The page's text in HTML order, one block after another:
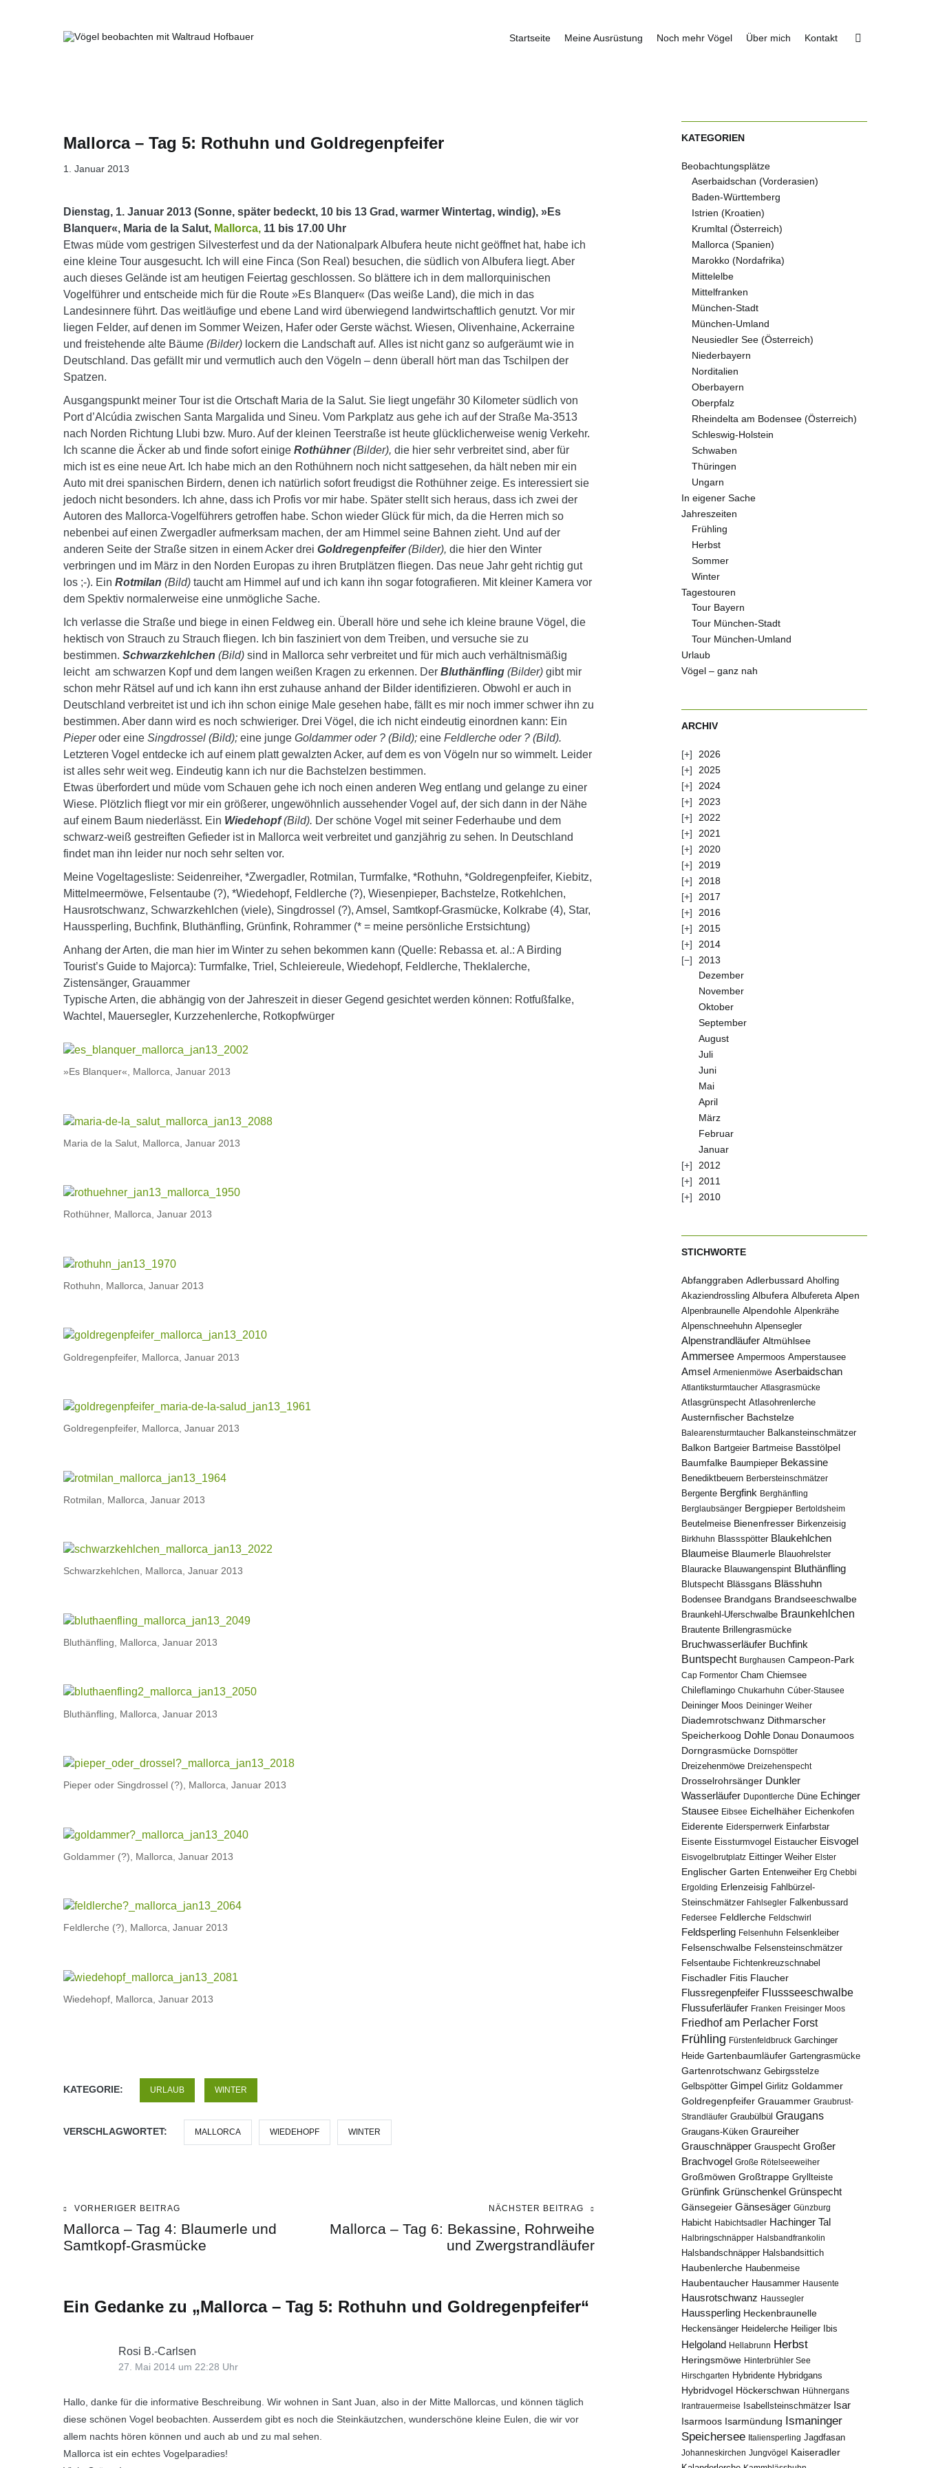
Startseite Meine Ausrüstung Noch mehr Vögel Über mich Kontakt
Mallorca – Tag 5: Rothuhn und Goldregenpfeifer
1. Januar 2013
Dienstag, 1. Januar 2013 (Sonne, später bedeckt, 10 bis 13 Grad, warmer Wintertag, windig), »Es
Blanquer«, Maria de la Salut, Mallorca, 11 bis 17.00 Uhr
Etwas müde vom gestrigen Silvesterfest und da der Nationalpark Albufera heute nicht geöffnet hat, habe ich
eine kleine Tour ausgesucht. Ich will eine Finca (Son Real) besuchen, die südlich von Albufera liegt. Aber
auch dieses Gelände ist am heutigen Feiertag geschlossen. So blättere ich in dem mallorquinischen
Vogelführer und entscheide mich für die Route »Es Blanquer« (Das weiße Land), die mich in das
Landesinnere führt. Das weitläufige und ebene Land wird überwiegend landwirtschaftlich genutzt. Vor mir
liegen Felder, auf denen im Sommer Weizen, Hafer oder Gerste wächst. Wiesen, Olivenhaine, Ackerraine
und freistehende alte Bäume (Bilder) lockern die Landschaft auf. Alles ist nicht ganz so aufgeräumt wie in
Deutschland. Das gefällt mir und vermutlich auch den Vögeln – denn überall hört man das Tschilpen der
Spatzen.
Ausgangspunkt meiner Tour ist die Ortschaft Maria de la Salut. Sie liegt ungefähr 30 Kilometer südlich von
Port d’Alcúdia zwischen Santa Margalida und Sineu. Vom Parkplatz aus gehe ich auf der Straße Ma-3513
nach Norden Richtung Llubi bzw. Muro. Auf der kleinen Teerstraße ist heute glücklicherweise wenig Verkehr.
Ich scanne die Äcker ab und finde sofort einige Rothühner(Bilder), die hier sehr verbreitet sind, aber für
mich ist es eine neue Art. Ich habe mich an den Rothühnern noch nicht sattgesehen, da hält neben mir ein
Auto mit drei spanischen Birdern, denen ich natürlich sofort freudigst die Rothühner zeige. Es interessiert sie
jedoch nicht besonders. Ich ahne, dass ich Profis vor mir habe. Später stellt sich heraus, dass ich zwei der
Autoren des Mallorca-Vogelführers getroffen habe. Schon wieder Glück für mich, da die Herren mich so
nebenbei auf einen Zwergadler aufmerksam machen, der am Himmel seine Bahnen zieht. Und auf der
anderen Seite der Straße sitzen in einem Acker drei Goldregenpfeifer(Bilder), die hier den Winter
verbringen und im März in den Norden Europas zu ihren Brutplätzen fliegen. Das neue Jahr geht richtig gut
los ;-). Ein Rotmilan (Bild) taucht am Himmel auf und ich kann ihn sogar fotografieren. Mit kleiner Kamera vor
dem Spektiv normalerweise eine unmögliche Sache.
Ich verlasse die Straße und biege in einen Feldweg ein. Überall höre und sehe ich kleine braune Vögel, die
hektisch von Strauch zu Strauch fliegen. Ich bin fasziniert von dem Treiben, und versuche sie zu
bestimmen. Schwarzkehlchen (Bild) sind in Mallorca sehr verbreitet und für mich auch verhältnismäßig
leicht am schwarzen Kopf und dem langen weißen Kragen zu erkennen. Der Bluthänfling (Bilder) gibt mir
schon mehr Rätsel auf und ich kann ihn erst zuhause anhand der Bilder identifizieren. Obwohl er auch in
Deutschland verbreitet ist und ich ihn schon einige Male gesehen habe, fällt es mir noch immer schwer ihn zu
bestimmen. Aber dann wird es noch schwieriger. Drei Vögel, die ich nicht eindeutig einordnen kann: Ein
Pieperoder eine Singdrossel (Bild); eine junge Goldammer oder ? (Bild); eine Feldlerche oder ? (Bild).
Letzteren Vogel entdecke ich auf einem platt gewalzten Acker, auf dem es von Vögeln nur so wimmelt. Leider
ist alles sehr weit weg. Eindeutig kann ich nur die Bachstelzen bestimmen.
Etwas überfordert und müde vom Schauen gehe ich noch einen anderen Weg entlang und gelange zu einer
Wiese. Plötzlich fliegt vor mir ein größerer, ungewöhnlich aussehender Vogel auf, der sich dann in der Nähe
auf einem Baum niederlässt. Ein Wiedehopf(Bild). Der schöne Vogel mit seiner Federhaube und dem
schwarz-weiß gestreiften Gefieder ist in Mallorca weit verbreitet und ganzjährig zu sehen. In Deutschland
findet man ihn leider nur noch sehr selten vor.
Meine Vogeltagesliste: Seidenreiher, *Zwergadler, Rotmilan, Turmfalke, *Rothuhn, *Goldregenpfeifer, Kiebitz,
Mittelmeermöwe, Felsentaube (?), *Wiedehopf, Feldlerche (?), Wiesenpieper, Bachstelze, Rotkehlchen,
Hausrotschwanz, Schwarzkehlchen (viele), Singdrossel (?), Amsel, Samtkopf-Grasmücke, Kolkrabe (4), Star,
Haussperling, Buchfink, Bluthänfling, Grünfink, Rohrammer (* = meine persönliche Erstsichtung)
Anhang der Arten, die man hier im Winter zu sehen bekommen kann (Quelle: Rebassa et. al.: A Birding
Tourist’s Guide to Majorca): Turmfalke, Triel, Schleiereule, Wiedehopf, Feldlerche, Theklalerche,
Zistensänger, Grauammer
Typische Arten, die abhängig von der Jahreszeit in dieser Gegend gesichtet werden können: Rotfußfalke,
Wachtel, Mauersegler, Kurzzehenlerche, Rotkopfwürger
»Es Blanquer«, Mallorca, Januar 2013
Maria de la Salut, Mallorca, Januar 2013
Rothühner, Mallorca, Januar 2013
Rothuhn, Mallorca, Januar 2013
Goldregenpfeifer, Mallorca, Januar 2013
Goldregenpfeifer, Mallorca, Januar 2013
Rotmilan, Mallorca, Januar 2013
Schwarzkehlchen, Mallorca, Januar 2013
Bluthänfling, Mallorca, Januar 2013
Bluthänfling, Mallorca, Januar 2013
Pieper oder Singdrossel (?), Mallorca, Januar 2013
Goldammer (?), Mallorca, Januar 2013
Feldlerche (?), Mallorca, Januar 2013
Wiedehopf, Mallorca, Januar 2013
KATEGORIE: URLAUB WINTER
VERSCHLAGWORTET: MALLORCA WIEDEHOPF WINTER
Beitragsnavigation
VORHERIGER BEITRAG
Mallorca – Tag 4: Blaumerle und
Samtkopf-Grasmücke
NÄCHSTER BEITRAG
Mallorca – Tag 6: Bekassine, Rohrweihe
und Zwergstrandläufer
Ein Gedanke zu „Mallorca – Tag 5: Rothuhn und Goldregenpfeifer“
Rosi B.-Carlsen
27. Mai 2014 um 22:28 Uhr
Hallo, danke für die informative Beschreibung. Wir wohnen in Sant Juan, also in der Mitte Mallorcas, und können täglich
diese schönen Vogel beobachten. Ausserdem gibt es noch die Steinkäutzchen, wunderschöne kleine Eulen, die wir vor
allem nachts hören können und auch ab und zu mal sehen.
Mallorca ist ein echtes Vogelparadies!
KATEGORIEN
Beobachtungsplätze
Aserbaidschan (Vorderasien)
Baden-Württemberg
Istrien (Kroatien)
Krumltal (Österreich)
Mallorca (Spanien)
Marokko (Nordafrika)
Mittelelbe
Mittelfranken
München-Stadt
München-Umland
Neusiedler See (Österreich)
Niederbayern
Norditalien
Oberbayern
Oberpfalz
Rheindelta am Bodensee (Österreich)
Schleswig-Holstein
Schwaben
Thüringen
Ungarn
In eigener Sache
Jahreszeiten
Frühling
Herbst
Sommer
Winter
Tagestouren
Tour Bayern
Tour München-Stadt
Tour München-Umland
Urlaub
Vögel – ganz nah
ARCHIV
2026
2025
2024
2023
2022
2021
2020
2019
2018
2017
2016
2015
2014
2013
Dezember
November
Oktober
September
August
Juli
Juni
Mai
April
März
Februar
Januar
2012
2011
2010
STICHWORTE
Abfanggraben Adlerbussard Aholfing
Akaziendrossling Albufera Albufereta Alpen
Alpenbraunelle Alpendohle Alpenkrähe
Alpenschneehuhn Alpensegler
Alpenstrandläufer Altmühlsee
Ammersee Ampermoos Amperstausee
Amsel Armenienmöwe Aserbaidschan
Atlantiksturmtaucher Atlasgrasmücke
Atlasgrünspecht Atlasohrenlerche
Austernfischer Bachstelze
Balearensturmtaucher Balkansteinschmätzer
Balkon Bartgeier Bartmeise Basstölpel
Baumfalke Baumpieper Bekassine
Benediktbeuern Berbersteinschmätzer
Bergente Bergfink Berghänfling
Berglaubsänger Bergpieper Bertoldsheim
Beutelmeise Bienenfresser Birkenzeisig
Birkhuhn Blassspötter Blaukehlchen
Blaumeise Blaumerle Blauohrelster
Blauracke Blauwangenspint Bluthänfling
Blutspecht Blässgans Blässhuhn
Bodensee Brandgans Brandseeschwalbe
Braunkehl-Uferschwalbe Braunkehlchen
Brautente Brillengrasmücke
Bruchwasserläufer Buchfink
Buntspecht Burghausen Campeon-Park
Cap Formentor Cham Chiemsee
Chileflamingo Chukarhuhn Cúber-Stausee
Deininger Moos Deininger Weiher
Diademrotschwanz Dithmarscher
Speicherkoog Dohle Donau Donaumoos
Dorngrasmücke Dornspötter
Dreizehenmöwe Dreizehenspecht
Drosselrohrsänger Dunkler
Wasserläufer Dupontlerche Düne Echinger
Stausee Eibsee Eichelhäher Eichenkofen
Eiderente Eidersperrwerk Einfarbstar
Eisente Eissturmvogel Eistaucher Eisvogel
Eisvogelbrutplatz Eittinger Weiher Elster
Englischer Garten Entenweiher Erg Chebbi
Ergolding Erlenzeisig Fahlbürzel-
Steinschmätzer Fahlsegler Falkenbussard
Federsee Feldlerche Feldschwirl
Feldsperling Felsenhuhn Felsenkleiber
Felsenschwalbe Felsensteinschmätzer
Felsentaube Fichtenkreuzschnabel
Fischadler Fitis Flaucher
Flussregenpfeifer Flussseeschwalbe
Flussuferläufer Franken Freisinger Moos
Friedhof am Perlacher Forst
Frühling Fürstenfeldbruck Garchinger
Heide Gartenbaumläufer Gartengrasmücke
Gartenrotschwanz Gebirgsstelze
Gelbspötter Gimpel Girlitz Goldammer
Goldregenpfeifer Grauammer Graubrust-
Strandläufer Graubülbül Graugans
Graugans-Küken Graureiher
Grauschnäpper Grauspecht Großer
Brachvogel Große Rötelseeweiher
Großmöwen Großtrappe Gryllteiste
Grünfink Grünschenkel Grünspecht
Gänsegeier Gänsesäger Günzburg
Habicht Habichtsadler Hachinger Tal
Halbringschnäpper Halsbandfrankolin
Halsbandschnäpper Halsbandsittich
Haubenlerche Haubenmeise
Haubentaucher Hausammer Hausente
Hausrotschwanz Haussegler
Haussperling Heckenbraunelle
Heckensänger Heidelerche Heiliger Ibis
Helgoland Hellabrunn Herbst
Heringsmöwe Hinterbrühler See
Hirschgarten Hybridente Hybridgans
Hybridvogel Höckerschwan Hühnergans
Irantrauermeise
Isabellsteinschmätzer Isar
Isarmoos Isarmündung Ismaninger
Speichersee Italiensperling Jagdfasan
Johanneskirchen Jungvögel Kaiseradler